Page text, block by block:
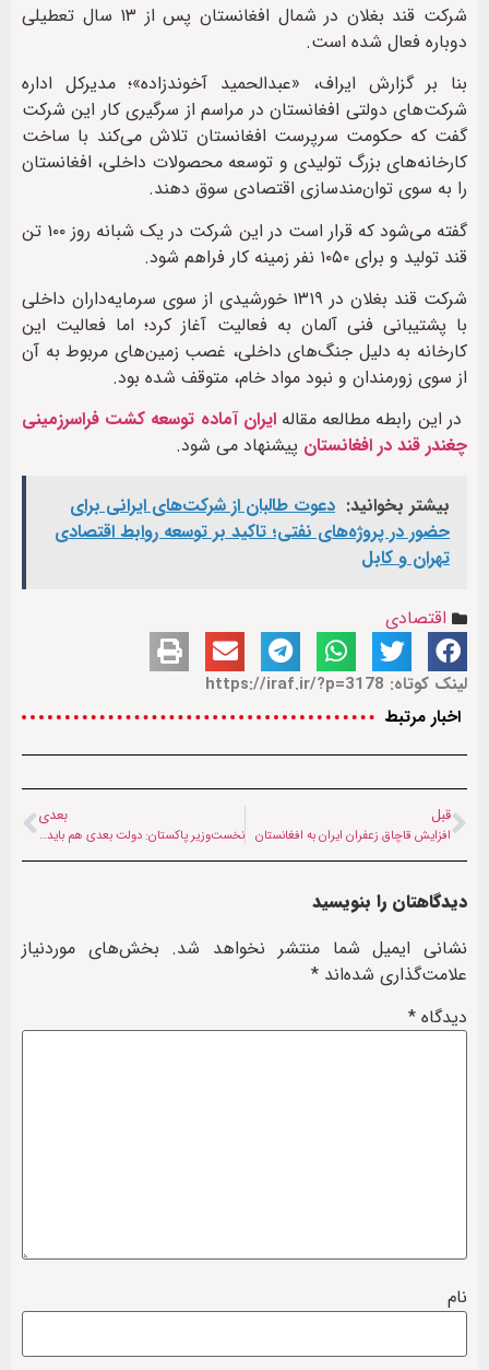
شرکت قند بغلان در شمال افغانستان پس از ۱۳ سال تعطیلی
دوباره فعال شده است.
بنا بر گزارش ایراف، «عبدالحمید آخوند‌زاده»؛ مدیرکل اداره
شرکت‌های دولتی افغانستان در مراسم از سرگیری کار این شرکت
گفت که حکومت سرپرست افغانستان تلاش می‌کند با ساخت
کارخانه‌های بزرگ تولیدی و توسعه‌ محصولات داخلی، افغانستان
را به سوی توان‌مند‌سازی اقتصادی سوق دهند.
گفته می‌شود که قرار است در این شرکت در یک شبانه روز ۱۰۰ تن
قند تولید و برای ۱۰۵۰ نفر زمینه‌ کار فراهم شود.
شرکت قند بغلان در ۱۳۱۹ خورشیدی از سوی سرمایه‌داران داخلی
با پشتیبانی فنی آلمان به فعالیت آغاز کرد؛ اما فعالیت این
کارخانه به دلیل جنگ‌های داخلی، غصب زمین‌های مربوط به آن
از سوی زورمندان و نبود مواد خام، متوقف شده بود.
در این رابطه مطالعه مقالهایران آماده توسعه کشت فراسرزمینی
چغندر قند در افغانستان پیشنهاد می شود.
بیشتر بخوانید: دعوت طالبان از شرکت‌های ایرانی برای
حضور در پروژه‌های نفتی؛ تاکید بر توسعه روابط اقتصادی
تهران و کابل
اقتصادی
لینک کوتاه: https://iraf.ir/?p=3178
اخبار مرتبط
قبل
افزایش قاچاق زعفران ایران به افغانستان
بعدی
نخست‌وزیر پاکستان: دولت بعدی هم باید اخراج پناهجویان افغانستانی را ادامه دهد
دیدگاهتان را بنویسید
نشانی ایمیل شما منتشر نخواهد شد. بخش‌های موردنیاز
علامت‌گذاری شده‌اند *
دیدگاه *
نام